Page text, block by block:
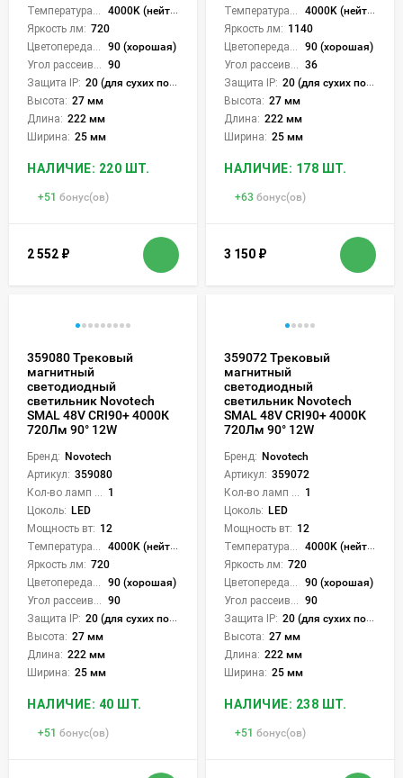
4000K (нейтральный)
Яркость лм: 720
90 (хорошая)
90
Защита IP: 20 (для сухих пом.)
Высота: 27 мм
Длина: 222 мм
Ширина: 25 мм
НАЛИЧИЕ: 220 ШТ.
+51 бонус(ов)
2 552 ₽
4000K (нейтральный)
Яркость лм: 1140
90 (хорошая)
36
Защита IP: 20 (для сухих пом.)
Высота: 27 мм
Длина: 222 мм
Ширина: 25 мм
НАЛИЧИЕ: 178 ШТ.
+63 бонус(ов)
3 150 ₽
359080 Трековый
магнитный
светодиодный
светильник Novotech
SMAL 48V CRI90+ 4000К
720Лм 90° 12W
Бренд: Novotech
Артикул: 359080
1
Цоколь: LED
Мощность вт: 12
4000K (нейтральный)
Яркость лм: 720
90 (хорошая)
90
Защита IP: 20 (для сухих пом.)
Высота: 27 мм
Длина: 222 мм
Ширина: 25 мм
НАЛИЧИЕ: 40 ШТ.
+51 бонус(ов)
359072 Трековый
магнитный
светодиодный
светильник Novotech
SMAL 48V CRI90+ 4000К
720Лм 90° 12W
Бренд: Novotech
Артикул: 359072
1
Цоколь: LED
Мощность вт: 12
4000K (нейтральный)
Яркость лм: 720
90 (хорошая)
90
Защита IP: 20 (для сухих пом.)
Высота: 27 мм
Длина: 222 мм
Ширина: 25 мм
НАЛИЧИЕ: 238 ШТ.
+51 бонус(ов)